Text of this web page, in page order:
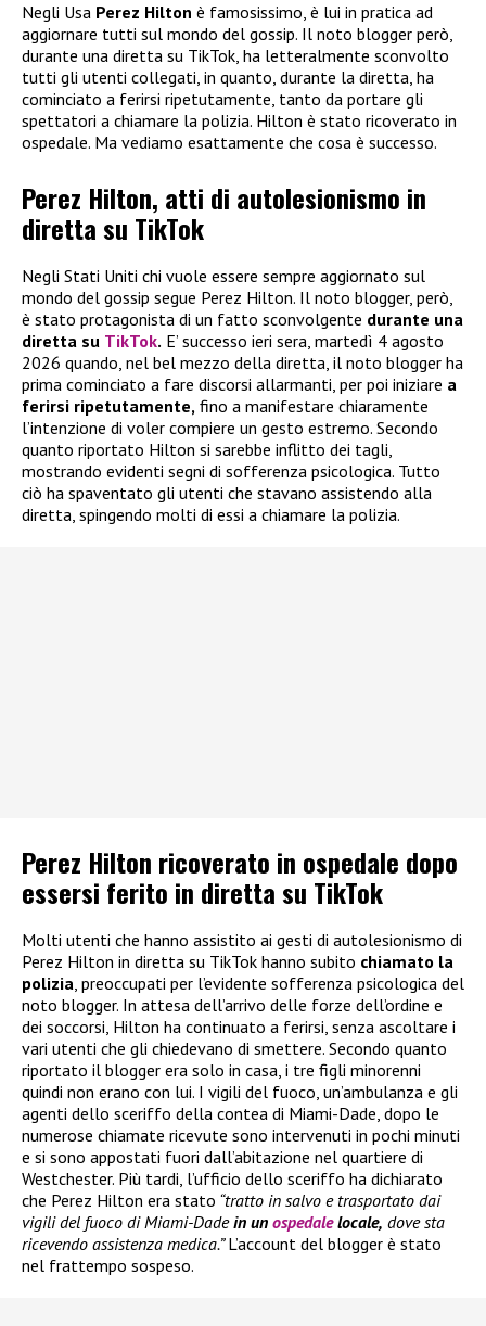
Negli Usa Perez Hilton è famosissimo, è lui in pratica ad
aggiornare tutti sul mondo del gossip. Il noto blogger però,
durante una diretta su TikTok, ha letteralmente sconvolto
tutti gli utenti collegati, in quanto, durante la diretta, ha
cominciato a ferirsi ripetutamente, tanto da portare gli
spettatori a chiamare la polizia. Hilton è stato ricoverato in
ospedale. Ma vediamo esattamente che cosa è successo.
Perez Hilton, atti di autolesionismo in
diretta su TikTok
Negli Stati Uniti chi vuole essere sempre aggiornato sul
mondo del gossip segue Perez Hilton. Il noto blogger, però,
è stato protagonista di un fatto sconvolgente durante una
diretta su TikTok. E’ successo ieri sera, martedì 4 agosto
2026 quando, nel bel mezzo della diretta, il noto blogger ha
prima cominciato a fare discorsi allarmanti, per poi iniziare a
ferirsi ripetutamente, fino a manifestare chiaramente
l’intenzione di voler compiere un gesto estremo. Secondo
quanto riportato Hilton si sarebbe inflitto dei tagli,
mostrando evidenti segni di sofferenza psicologica. Tutto
ciò ha spaventato gli utenti che stavano assistendo alla
diretta, spingendo molti di essi a chiamare la polizia.
Perez Hilton ricoverato in ospedale dopo
essersi ferito in diretta su TikTok
Molti utenti che hanno assistito ai gesti di autolesionismo di
Perez Hilton in diretta su TikTok hanno subito chiamato la
polizia, preoccupati per l’evidente sofferenza psicologica del
noto blogger. In attesa dell’arrivo delle forze dell’ordine e
dei soccorsi, Hilton ha continuato a ferirsi, senza ascoltare i
vari utenti che gli chiedevano di smettere. Secondo quanto
riportato il blogger era solo in casa, i tre figli minorenni
quindi non erano con lui. I vigili del fuoco, un’ambulanza e gli
agenti dello sceriffo della contea di Miami-Dade, dopo le
numerose chiamate ricevute sono intervenuti in pochi minuti
e si sono appostati fuori dall’abitazione nel quartiere di
Westchester. Più tardi, l’ufficio dello sceriffo ha dichiarato
che Perez Hilton era stato “tratto in salvo e trasportato dai
vigili del fuoco di Miami-Dadein un ospedalelocale, dove sta
ricevendo assistenza medica.”L’account del blogger è stato
nel frattempo sospeso.